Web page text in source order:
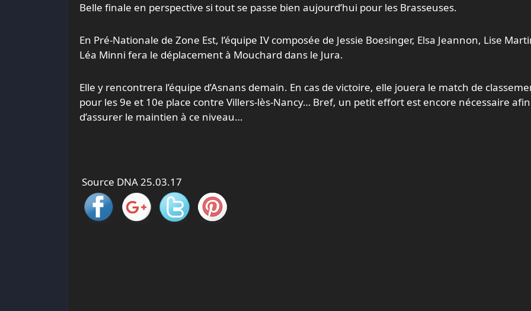
Belle finale en perspective si tout se passe bien aujourd’hui pour les Brasseuses.
En Pré-Nationale de Zone Est, l’équipe IV composée de Jessie Boesinger, Elsa Jeannon, Lise
Léa Minni fera le déplacement à Mouchard dans le Jura.
Elle y rencontrera l’équipe d’Asnans demain. En cas de victoire, elle jouera le match de
pour les 9e et 10e place contre Villers-lès-Nancy… Bref, un petit effort est encore nécessaire afin
d’assurer le maintien à ce niveau…
Source DNA 25.03.17